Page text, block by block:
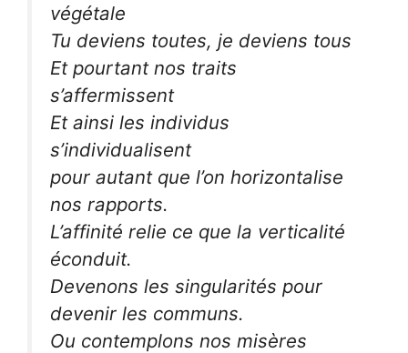
végétale
Tu deviens toutes, je deviens tous
Et pourtant nos traits
s’affermissent
Et ainsi les individus
s’individualisent
pour autant que l’on horizontalise
nos rapports.
L’affinité relie ce que la verticalité
éconduit.
Devenons les singularités pour
devenir les communs.
Ou contemplons nos misères